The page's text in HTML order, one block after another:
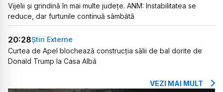
Vijelii și grindină în mai multe județe. ANM: Instabilitatea se
reduce, dar furtunile continuă sâmbătă
20:28Știri Externe
Curtea de Apel blochează construcția sălii de bal dorite de
Donald Trump la Casa Albă
VEZI MAI MULT